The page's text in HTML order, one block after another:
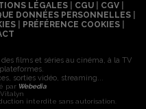
LÉGALES| CGU| CGV|
DONNÉES PERSONNELLES
PRÉFÉRENCE COOKIES
films et séries au cinéma, à la TV
sorties vidéo, streaming...
par Webedia
interdite sans autorisation.